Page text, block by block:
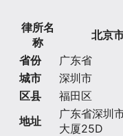
律所名
称
北京
省份
广东省
城市
深圳市
区县
福田区
地址
广东省深圳
大厦25D